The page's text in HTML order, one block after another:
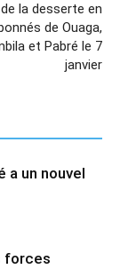
la desserte en
de Ouaga,
et Pabré le 7
janvier
a un nouvel
forces